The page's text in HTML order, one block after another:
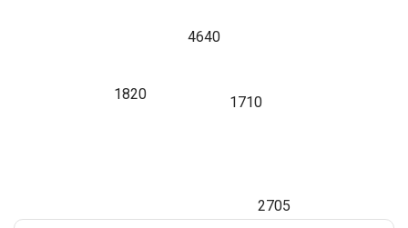
4640
1820 1710
2705